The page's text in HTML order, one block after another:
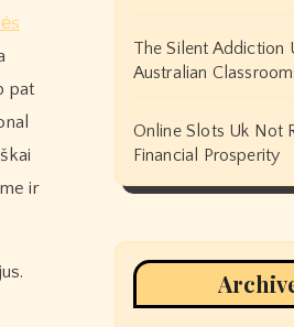
pat
ir
The Silent Addiction
Australian
Online Slots Uk Not
Financial Prosperity